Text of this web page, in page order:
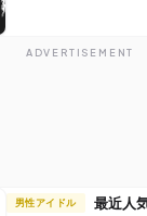
ADVERTISEMENT
男性アイドル